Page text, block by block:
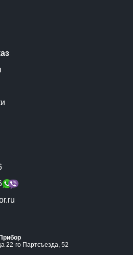
22-го Партсъезда, 52